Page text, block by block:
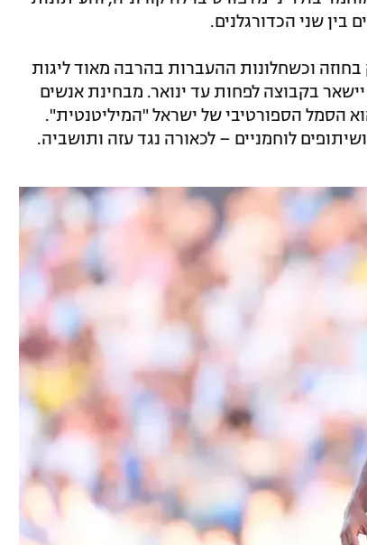
בין שני הכדורגלנים.
בחוזה וכשחלונות ההעברות בהרבה מאוד ליגות
בקבוצה לפחות עד ינואר. מבחינת אנשים
הסמל הספורטיבי של ישראל "המיליטנטית".
לוחמניים – לכאורה נגד עזה ותושביה.